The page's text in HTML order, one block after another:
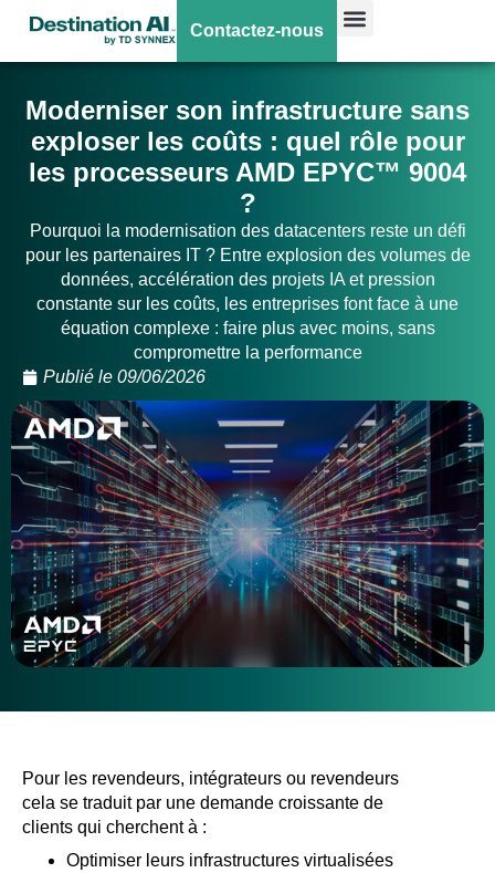
Contactez-nous
Moderniser son infrastructure sans
exploser les coûts : quel rôle pour
les processeurs AMD EPYC™ 9004
?
Pourquoi la modernisation des datacenters reste un défi
pour les partenaires IT ? Entre explosion des volumes de
données, accélération des projets IA et pression
constante sur les coûts, les entreprises font face à une
équation complexe : faire plus avec moins, sans
compromettre la performance
Publié le 09/06/2026
Pour les revendeurs, intégrateurs ou revendeurs
cela se traduit par une demande croissante de
clients qui cherchent à :
Optimiser leurs infrastructures virtualisées